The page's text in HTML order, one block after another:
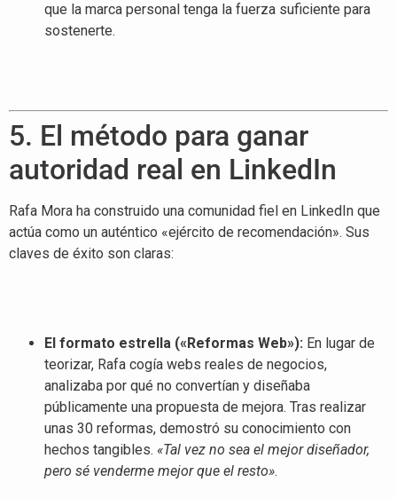
que la marca personal tenga la fuerza suficiente para
sostenerte.
5. El método para ganar
autoridad real en LinkedIn
Rafa Mora ha construido una comunidad fiel en LinkedIn que
actúa como un auténtico «ejército de recomendación». Sus
claves de éxito son claras:
El formato estrella («Reformas Web»): En lugar de
teorizar, Rafa cogía webs reales de negocios,
analizaba por qué no convertían y diseñaba
públicamente una propuesta de mejora. Tras realizar
unas 30 reformas, demostró su conocimiento con
hechos tangibles. «Tal vez no sea el mejor diseñador,
pero sé venderme mejor que el resto».